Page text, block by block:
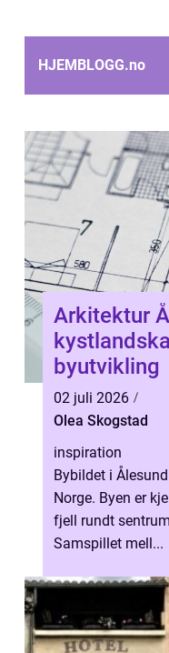
HJEMBLOGG.no
Arkitektur
byutvikling
02 juli 2026
Olea Skogstad
inspiration
Bybildet i
Norge. Byen er
fjell rundt
Samspillet mell...